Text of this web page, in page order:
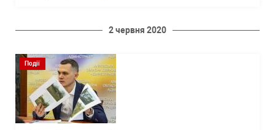
2 червня 2020
Події